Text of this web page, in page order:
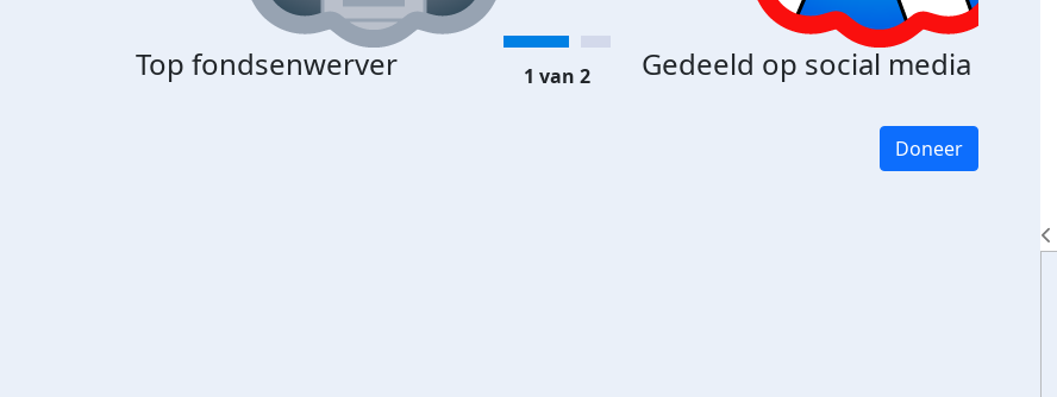
Top fondsenwerver Gedeeld op social media
1 van 2
Doneer